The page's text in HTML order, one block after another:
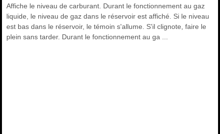
Affiche le niveau de carburant. Durant le fonctionnement au gaz
liquide, le niveau de gaz dans le réservoir est affiché. Si le niveau
est bas dans le réservoir, le témoin s'allume. S'il clignote, faire le
plein sans tarder. Durant le fonctionnement au ga ...